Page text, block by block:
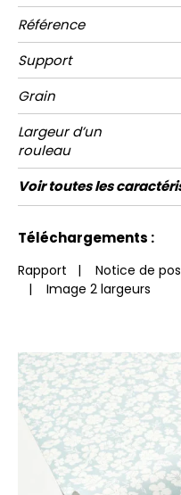
Référence
Support
Grain
Largeur d’un
rouleau
Longueur Vendu
Raccord
Rapport
Vertical
Poids g/m²
Entretien
Pose colle
Dépose
Norme COV
ASTME84
Norme
euroclass
Voir toutes les
Téléchargements :
Rapport | Notice de
| Image 2 largeurs